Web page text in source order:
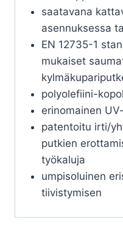
saatavana
asennuksessa
EN 12735-1
mukaiset
polyolefiini-
erinomainen
patentoitu irti/
putkien
työkaluja
umpisoluinen
tiivistymisen